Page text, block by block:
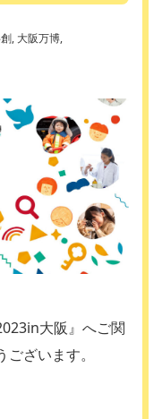
大阪万博
大阪』へご関
ざいます。